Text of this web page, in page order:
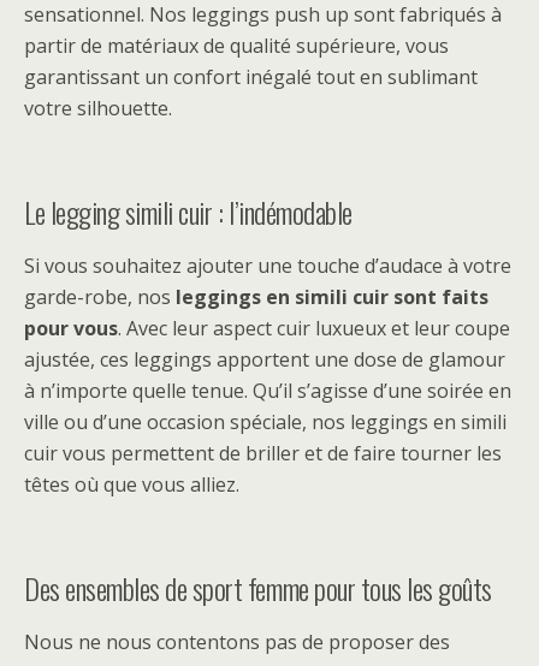
sensationnel. Nos leggings push up sont fabriqués à
partir de matériaux de qualité supérieure, vous
garantissant un confort inégalé tout en sublimant
votre silhouette.
Le legging simili cuir : l’indémodable
Si vous souhaitez ajouter une touche d’audace à votre
garde-robe, nos leggings en simili cuir sont faits
pour vous. Avec leur aspect cuir luxueux et leur coupe
ajustée, ces leggings apportent une dose de glamour
à n’importe quelle tenue. Qu’il s’agisse d’une soirée en
ville ou d’une occasion spéciale, nos leggings en simili
cuir vous permettent de briller et de faire tourner les
têtes où que vous alliez.
Des ensembles de sport femme pour tous les goûts
Nous ne nous contentons pas de proposer des